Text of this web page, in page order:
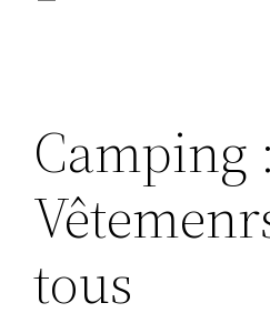
Camping :
tous